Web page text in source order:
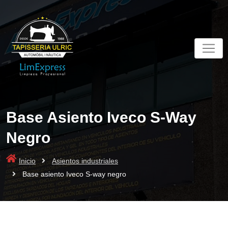
content
Base Asiento Iveco S-Way
Negro
Inicio
Asientos industriales
Base asiento Iveco S-way negro